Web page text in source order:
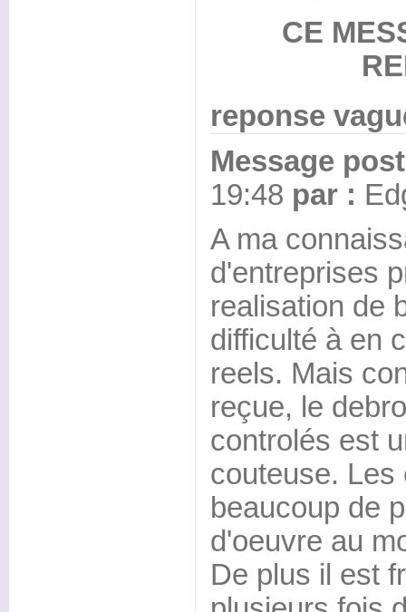
CE
reponse
Message
19:48 par :
A ma
d'entreprises
realisation de
difficulté à en
reels. Mais
reçue, le
controlés est
couteuse. Les
beaucoup de
d'oeuvre au
De plus il est